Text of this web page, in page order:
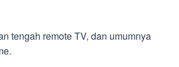
tengah remote TV, dan umumnya